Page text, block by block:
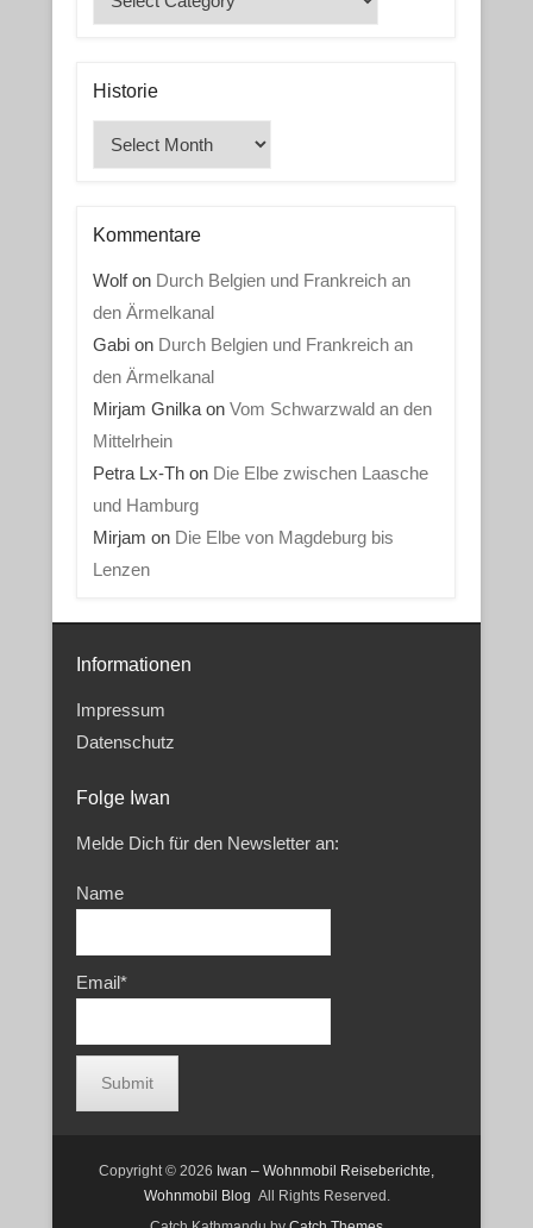
Historie
Historie
Kommentare
Wolfon Durch Belgien und Frankreich an
den Ärmelkanal
Gabion Durch Belgien und Frankreich an
den Ärmelkanal
Mirjam Gnilkaon Vom Schwarzwald an den
Mittelrhein
Petra Lx-Thon Die Elbe zwischen Laasche
und Hamburg
Mirjam on Die Elbe von Magdeburg bis
Lenzen
Informationen
Impressum
Datenschutz
Folge Iwan
Melde Dich für den Newsletter an:
Name
Email*
Copyright © 2026 Iwan – Wohnmobil Reiseberichte,
Wohnmobil Blog All Rights Reserved.